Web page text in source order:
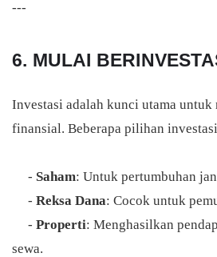
---
6. MULAI
Investasi adalah kunci utama untuk
finansial. Beberapa pilihan
- Saham: Untuk pertumbuhan
- Reksa Dana: Cocok untuk
- Properti: Menghasilkan
sewa.